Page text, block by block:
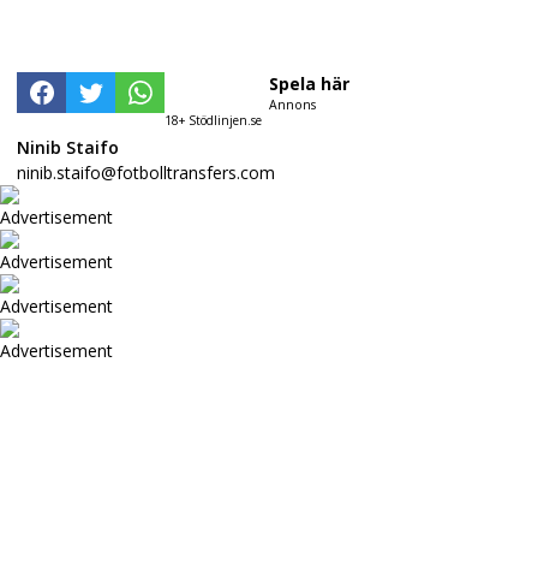
18+ Stödlinjen.se
Spela här
Annons
Ninib Staifo
ninib.staifo@fotbolltransfers.com